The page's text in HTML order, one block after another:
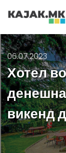
06.07.2023
Хотел
викенд